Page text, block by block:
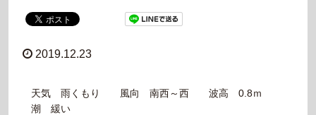
2019.12.23
天気 雨くもり 風向 南西～西 波高 0.8ｍ
潮 緩い